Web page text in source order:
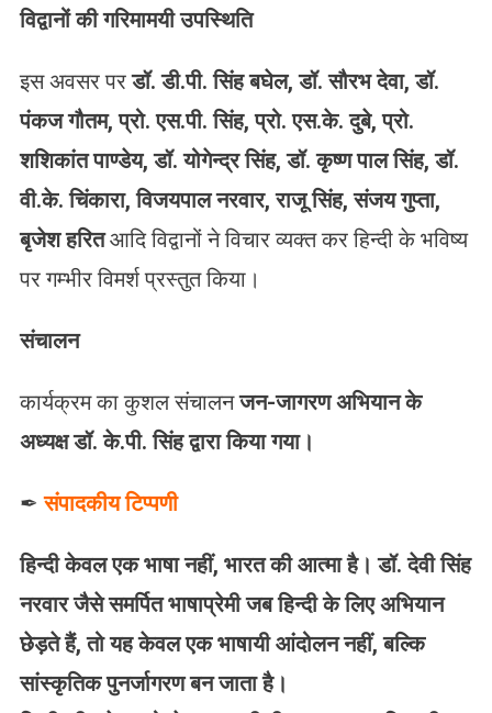
विद्वानों की गरिमामयी उपस्थिति
इस अवसर परडॉ. डी.पी. सिंह बघेल, डॉ. सौरभ देवा, डॉ.
पंकज गौतम, प्रो. एस.पी. सिंह, प्रो. एस.के. दुबे, प्रो.
शशिकांत पाण्डेय, डॉ. योगेन्द्र सिंह, डॉ. कृष्ण पाल सिंह, डॉ.
वी.के. चिंकारा, विजयपाल नरवार, राजू सिंह, संजय गुप्ता,
बृजेश हरितआदि विद्वानों ने विचार व्यक्त कर हिन्दी के भविष्य
पर गम्भीर विमर्श प्रस्तुत किया।
संचालन
कार्यक्रम का कुशल संचालनजन-जागरण अभियान के
अध्यक्ष डॉ. के.पी. सिंह द्वारा किया गया।
✒संपादकीय टिप्पणी
हिन्दी केवल एक भाषा नहीं, भारत की आत्मा है। डॉ. देवी सिंह
नरवार जैसे समर्पित भाषाप्रेमी जब हिन्दी के लिए अभियान
छेड़ते हैं, तो यह केवल एक भाषायी आंदोलन नहीं, बल्कि
सांस्कृतिक पुनर्जागरण बन जाता है।